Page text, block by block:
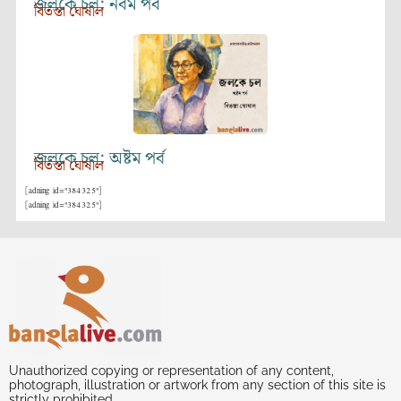
বিতস্তা ঘোষাল
জলকে চল: অষ্টম পর্ব
বিতস্তা ঘোষাল
[adning id="384325"]
[adning id="384325"]
Unauthorized copying or representation of any content,
photograph, illustration or artwork from any section of this site is